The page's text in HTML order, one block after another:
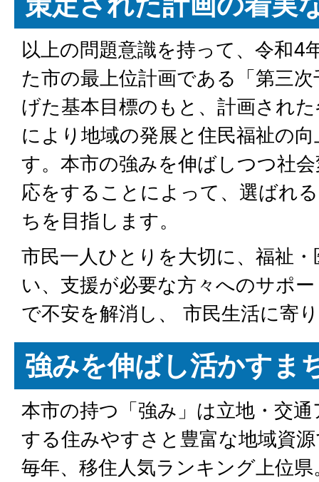
以上の問題意識を持って、令和4
た市の最上位計画である「第三
げた基本目標のもと、計画され
により地域の発展と住民福祉の
す。本市の強みを伸ばしつつ社
応をすることによって、選ばれ
ちを目指します。
市民一人ひとりを大切に、福祉
い、支援が必要な方々へのサポ
で不安を解消し、 市民生活に寄
強みを伸ばし活かすま
本市の持つ「強み」は立地・交
する住みやすさと豊富な地域資
毎年、移住人気ランキング上位